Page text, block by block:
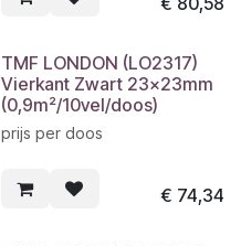
TMF LONDON (LO2317)
Vierkant Zwart 23x23mm
(0,9m²/10vel/doos)
prijs per doos
€ 74,34